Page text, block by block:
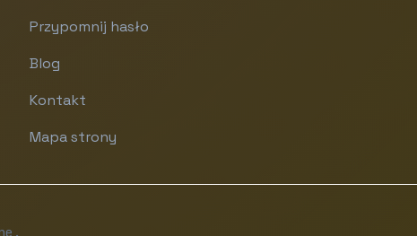
Przypomnij hasło
Blog
Kontakt
Mapa strony